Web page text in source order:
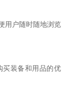
用户随时随地浏览
买装备和用品的优